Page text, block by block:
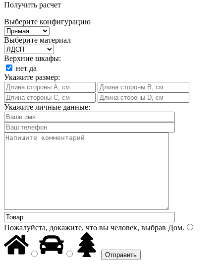
Получить расчет
Выберите конфигурацию
Выберите материал
Верхние шкафы:
нет да
Укажите размер:
Укажите личные данные:
Пожалуйста, докажите, что вы человек, выбрав Дом.